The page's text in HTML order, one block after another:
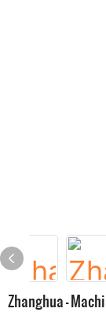
Zhanghua -